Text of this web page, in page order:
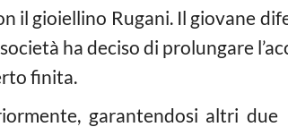
il gioiellino Rugani. Il giovane
ha deciso di prolungare
finita.
garantendosi altri due